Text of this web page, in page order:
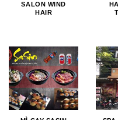
SALON WIND
HAIR